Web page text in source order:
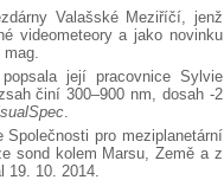
Valašské Meziříčí, jenž
videometeory a jako novinku
její pracovnice Sylvie
činí 300–900 nm, dosah -2
.
pro meziplanetární
sond kolem Marsu, Země a z
19. 10. 2014.